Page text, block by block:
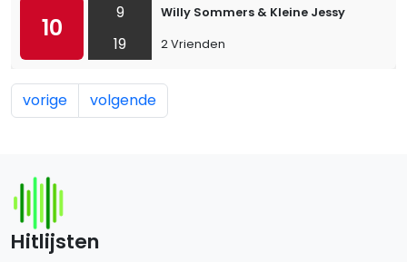
10
9
19
Willy Sommers & Kleine Jessy
2 Vrienden
vorige volgende
Hitlijsten